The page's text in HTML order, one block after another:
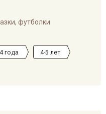
футболки
года 4-5 лет